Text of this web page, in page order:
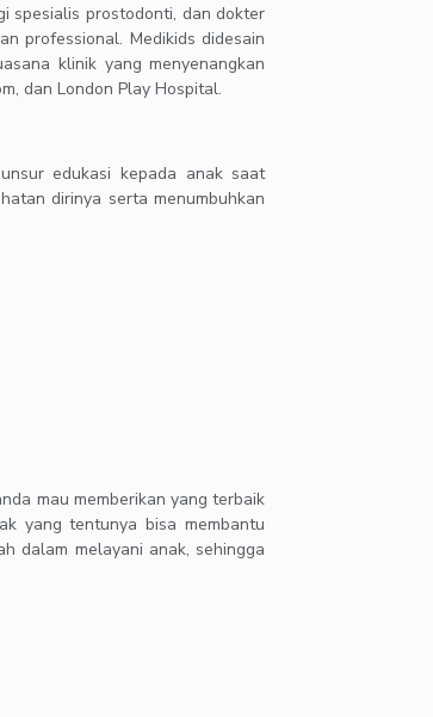
spesialis prostodonti, dan dokter
professional. Medikids didesain
klinik yang menyenangkan
dan London Play Hospital.
edukasi kepada anak saat
dirinya serta menumbuhkan
mau memberikan yang terbaik
yang tentunya bisa membantu
dalam melayani anak, sehingga